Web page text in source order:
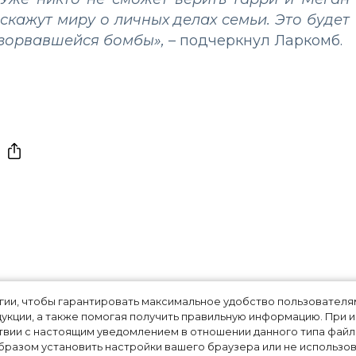
чтобы гарантировать максимальное удобство
а также помогая получить правильную информацию. При
с настоящим уведомлением в отношении данного типа
установить настройки вашего браузера или не
миру о личных делах семьи. Это будет
бомбы», – подчеркнул Ларкомб.
за три года